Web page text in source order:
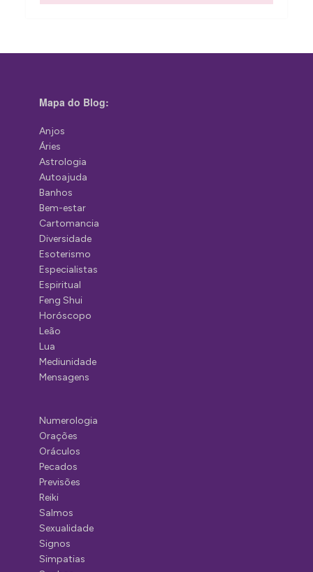
Mapa do Blog:
Anjos
Áries
Astrologia
Autoajuda
Banhos
Bem-estar
Cartomancia
Diversidade
Esoterismo
Especialistas
Espiritual
Feng Shui
Horóscopo
Leão
Lua
Mediunidade
Mensagens
Numerologia
Orações
Oráculos
Pecados
Previsões
Reiki
Salmos
Sexualidade
Signos
Simpatias